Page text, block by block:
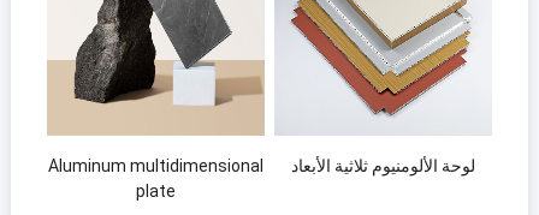
Aluminum multidimensional
plate
لوحة الألومنيوم ثلاثية الأبعاد